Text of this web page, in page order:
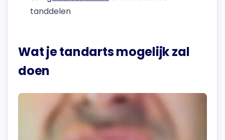
tanddelen
Wat je tandarts mogelijk zal
doen